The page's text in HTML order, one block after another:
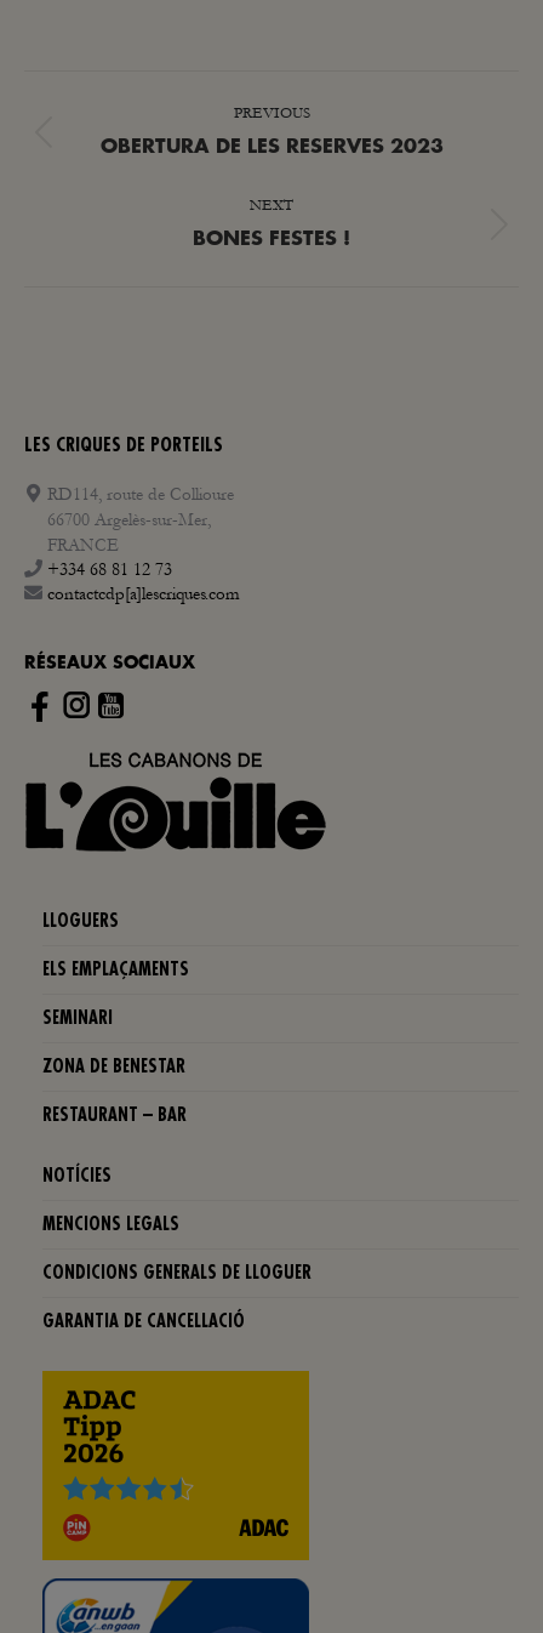
NAVIGATION
PREVIOUS
Previous
OBERTURA DE LES RESERVES 2023
NEXT
Next
BONES FESTES !
LES CRIQUES DE PORTEILS
RD114, route de Collioure
66700 Argelès-sur-Mer,
FRANCE
+334 68 81 12 73
contactcdp[a]lescriques.com
RÉSEAUX SOCIAUX
Instagram
LLOGUERS
ELS EMPLAÇAMENTS
SEMINARI
ZONA DE BENESTAR
RESTAURANT – BAR
NOTÍCIES
MENCIONS LEGALS
CONDICIONS GENERALS DE LLOGUER
GARANTIA DE CANCELLACIÓ